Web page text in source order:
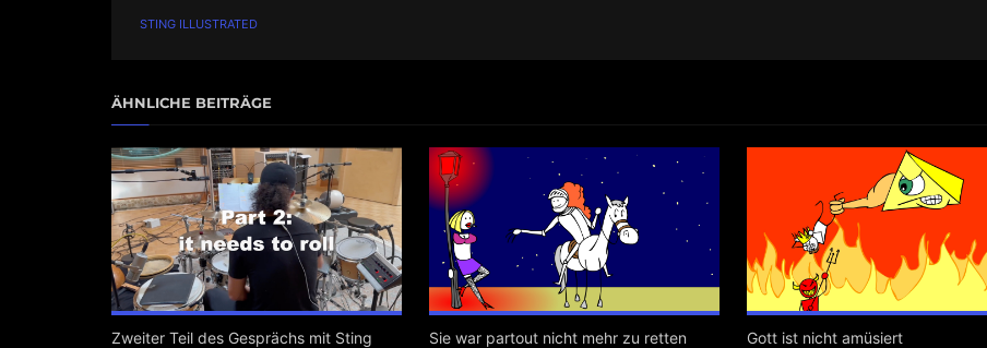
STING ILLUSTRATED
ÄHNLICHE BEITRÄGE
Zweiter Teil des Gesprächs mit Sting
Sie war partout nicht mehr zu retten Gott ist nicht amüsiert